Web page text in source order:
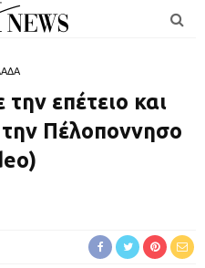
επέτειο και
Πέλοποννησο